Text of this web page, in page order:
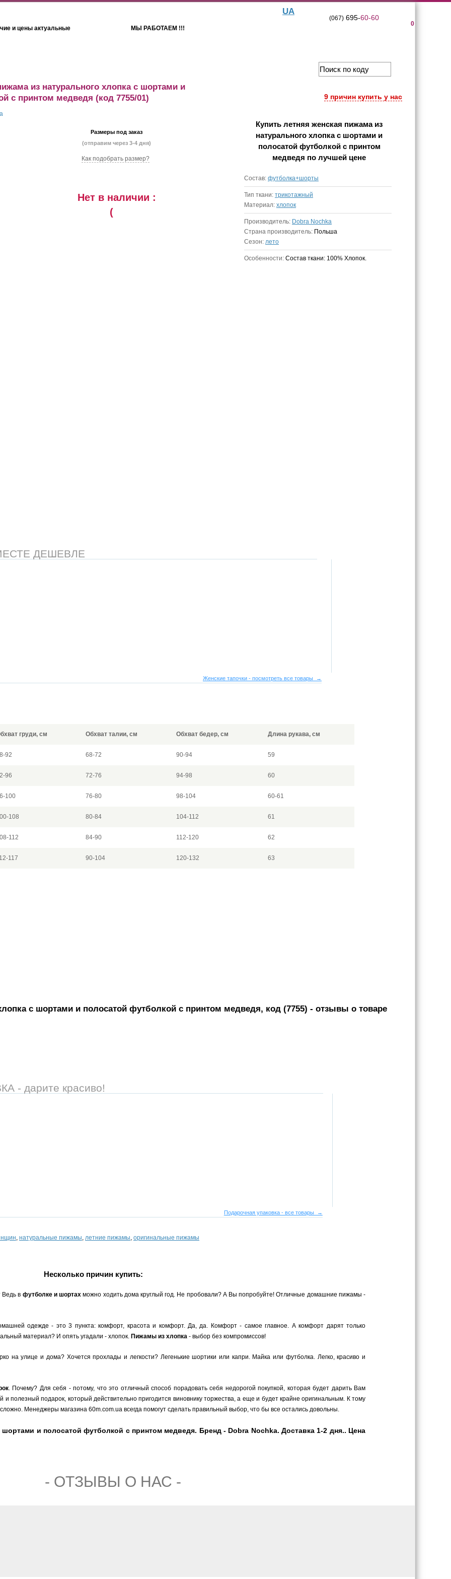
и цены актуальные МЫ РАБОТАЕМ !!!
UA
0
(067)695-60-60
9 причин купить у нас
из натурального хлопка с шортами и
с принтом медведя (код 7755/01)
Размеры под заказ
(отправим через 3-4 дня)
Как подобрать размер?
Нет в наличии :
(
Купить летняя женская пижама из
натурального хлопка с шортами и
полосатой футболкой с принтом
медведя по лучшей цене
Состав: футболка+шорты
Тип ткани: трикотажный
Материал: хлопок
Производитель: Dobra Nochka
Страна производитель: Польша
Сезон: лето
Особенности: Состав ткани: 100% Хлопок.
ДЕШЕВЛЕ
Женские тапочки - посмотреть все товары →
груди, см Обхват талии, см Обхват бедер, см Длина рукава, см
92 68-72 90-94 59
96 72-76 94-98 60
100 76-80 98-104 60-61
108 80-84 104-112 61
112 84-90 112-120 62
117 90-104 120-132 63
с шортами и полосатой футболкой с принтом медведя, код (7755) - отзывы о товаре
- дарите красиво!
Подарочная упаковка - все товары →
, натуральные пижамы, летние пижамы, оригинальные пижамы
Несколько причин купить:
Ведь в футболке и шортах можно ходить дома круглый год. Не пробовали? А Вы попробуйте! Отличные домашние пижамы -
одежде - это 3 пункта: комфорт, красота и комфорт. Да, да. Комфорт - самое главное. А комфорт дарят только
материал? И опять угадали - хлопок. Пижамы из хлопка - выбор без компромиссов!
на улице и дома? Хочется прохлады и легкости? Легенькие шортики или капри. Майка или футболка. Легко, красиво и
. Почему? Для себя - потому, что это отличный способ порадовать себя недорогой покупкой, которая будет дарить Вам
полезный подарок, который действительно пригодится виновнику торжества, а еще и будет крайне оригинальным. К тому
Менеджеры магазина 60m.com.ua всегда помогут сделать правильный выбор, что бы все остались довольны.
шортами и полосатой футболкой с принтом медведя. Бренд - Dobra Nochka. Доставка 1-2 дня.. Цена
- ОТЗЫВЫ О НАС -